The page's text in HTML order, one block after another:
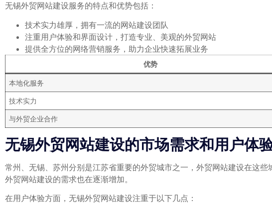
无锡外贸网站建设服务的特点和优势包括：
技术实力雄厚，拥有一流的网站建设团队
注重用户体验和界面设计，打造专业、美观的外贸网站
提供全方位的网络营销服务，助力企业快速拓展业务
优势
本地化服务
技术实力
与外贸企业合作
无锡外贸网站建设的市场需求和用户体
常州、无锡、苏州分别是江苏省重要的外贸城市之一，外贸网站建设在这
外贸网站建设的需求也在逐渐增加。
在用户体验方面，无锡外贸网站建设注重于以下几点：